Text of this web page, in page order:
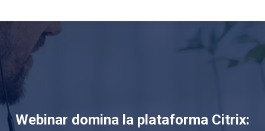
Webinar domina la plataforma Citrix: